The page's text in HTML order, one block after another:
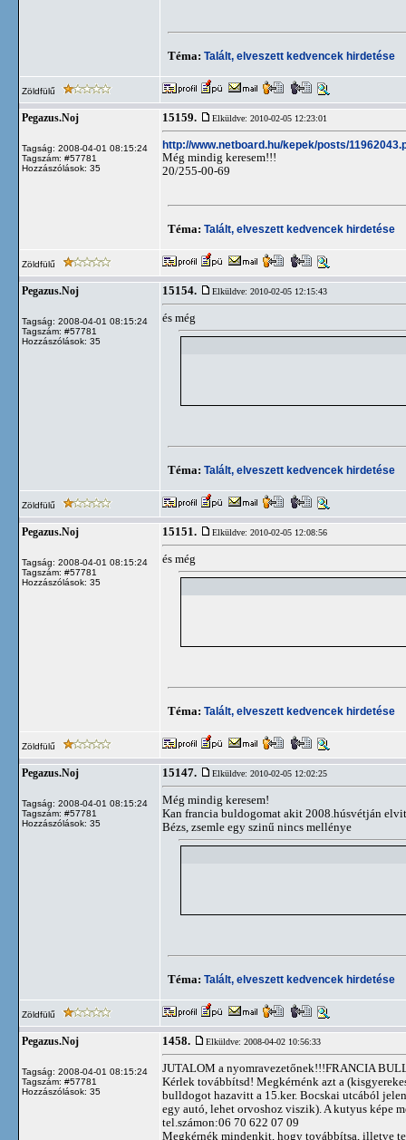
Téma: Talált, elveszett kedvencek hirdetése
Zöldfülű
Pegazus.Noj
Tagság: 2008-04-01 08:15:24
Tagszám: #57781
Hozzászólások: 35
15159. Elküldve: 2010-02-05 12:23:01
http://www.netboard.hu/kepek/posts/
Még mindig keresem!!!
20/255-00-69
Téma: Talált, elveszett kedvencek hirdetése
Zöldfülű
Pegazus.Noj
Tagság: 2008-04-01 08:15:24
Tagszám: #57781
Hozzászólások: 35
15154. Elküldve: 2010-02-05 12:15:43
és még
Téma: Talált, elveszett kedvencek hirdetése
Zöldfülű
Pegazus.Noj
Tagság: 2008-04-01 08:15:24
Tagszám: #57781
Hozzászólások: 35
15151. Elküldve: 2010-02-05 12:08:56
és még
Téma: Talált, elveszett kedvencek hirdetése
Zöldfülű
Pegazus.Noj
Tagság: 2008-04-01 08:15:24
Tagszám: #57781
Hozzászólások: 35
15147. Elküldve: 2010-02-05 12:02:25
Még mindig keresem!
Kan francia buldogomat akit 2008.húsvétján
Bézs, zsemle egy szinű nincs mellénye
Téma: Talált, elveszett kedvencek hirdetése
Zöldfülű
Pegazus.Noj
Tagság: 2008-04-01 08:15:24
Tagszám: #57781
Hozzászólások: 35
1458. Elküldve: 2008-04-02 10:56:33
JUTALOM a nyomravezetőnek!!!FRANCIA
Kérlek továbbítsd! Megkérnénk azt a
bulldogot hazavitt a 15.ker. Bocskai utcából
egy autó, lehet orvoshoz viszik). A kutyus képe
tel.számon:06 70 622 07 09
Megkérnék mindenkit, hogy továbbítsa, illetve